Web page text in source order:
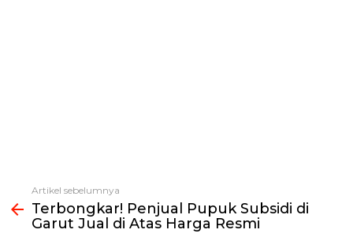
Lihat
selengkapnya
Artikel sebelumnya
Terbongkar! Penjual Pupuk Subsidi di
Garut Jual di Atas Harga Resmi